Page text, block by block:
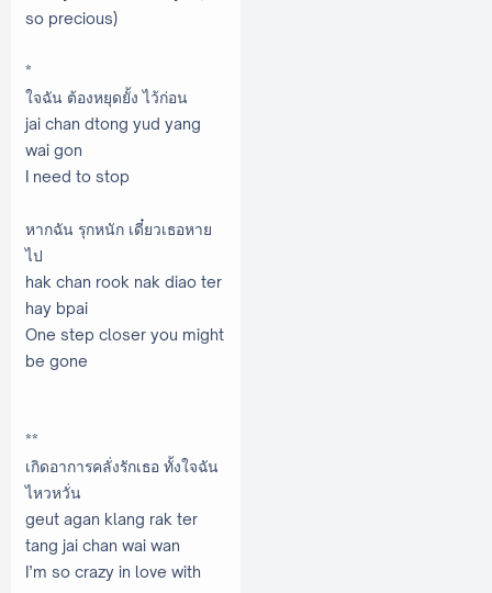
so precious)
*
ใจฉัน ต้องหยุดยั้ง ไว้ก่อน
jai chan dtong yud yang
wai gon
I need to stop
หากฉัน รุกหนัก เดี๋ยวเธอหาย
ไป
hak chan rook nak diao ter
hay bpai
One step closer you might
be gone
**
เกิดอาการคลั่งรักเธอ ทั้งใจฉัน
ไหวหวั่น
geut agan klang rak ter
tang jai chan wai wan
I’m so crazy in love with